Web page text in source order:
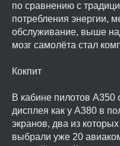
по сравнению с
потребления энергии,
обслуживание, выше
мозг самолёта стал
Кокпит
В кабине пилотов A350
дисплея как у A380 в
экранов, два из
выбрали уже 20